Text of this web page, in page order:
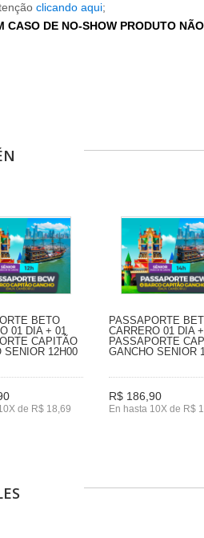
clicando aqui;
CASO DE NO-SHOW PRODUTO
BETO
01 DIA + 01
CAPITÃO
SENIOR 12H00
de R$ 18,69
PASSAPORTE
CARRERO 01 DIA
PASSAPORTE
GANCHO SENIOR
R$ 186,90
En hasta 10X de R$